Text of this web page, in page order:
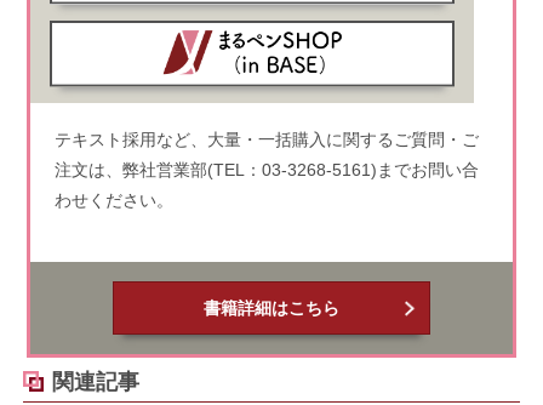
テキスト採用など、大量・一括購入に関するご質問・ご
注文は、弊社営業部(TEL：03-3268-5161)までお問い合
わせください。
書籍詳細はこちら
関連記事